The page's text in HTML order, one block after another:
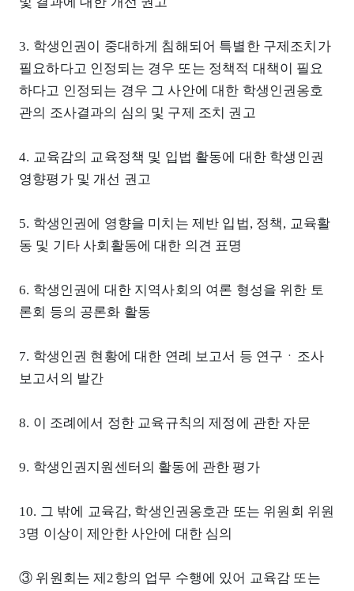
3. 학생인권이 중대하게 침해되어 특별한 구제조치가
필요하다고 인정되는 경우 또는 정책적 대책이 필요
하다고 인정되는 경우 그 사안에 대한 학생인권옹호
관의 조사결과의 심의 및 구제 조치 권고
4. 교육감의 교육정책 및 입법 활동에 대한 학생인권
영향평가 및 개선 권고
5. 학생인권에 영향을 미치는 제반 입법, 정책, 교육활
동 및 기타 사회활동에 대한 의견 표명
6. 학생인권에 대한 지역사회의 여론 형성을 위한 토
론회 등의 공론화 활동
7. 학생인권 현황에 대한 연례 보고서 등 연구ㆍ조사
보고서의 발간
8. 이 조례에서 정한 교육규칙의 제정에 관한 자문
9. 학생인권지원센터의 활동에 관한 평가
10. 그 밖에 교육감, 학생인권옹호관 또는 위원회 위원
3명 이상이 제안한 사안에 대한 심의
③ 위원회는 제2항의 업무 수행에 있어 교육감 또는